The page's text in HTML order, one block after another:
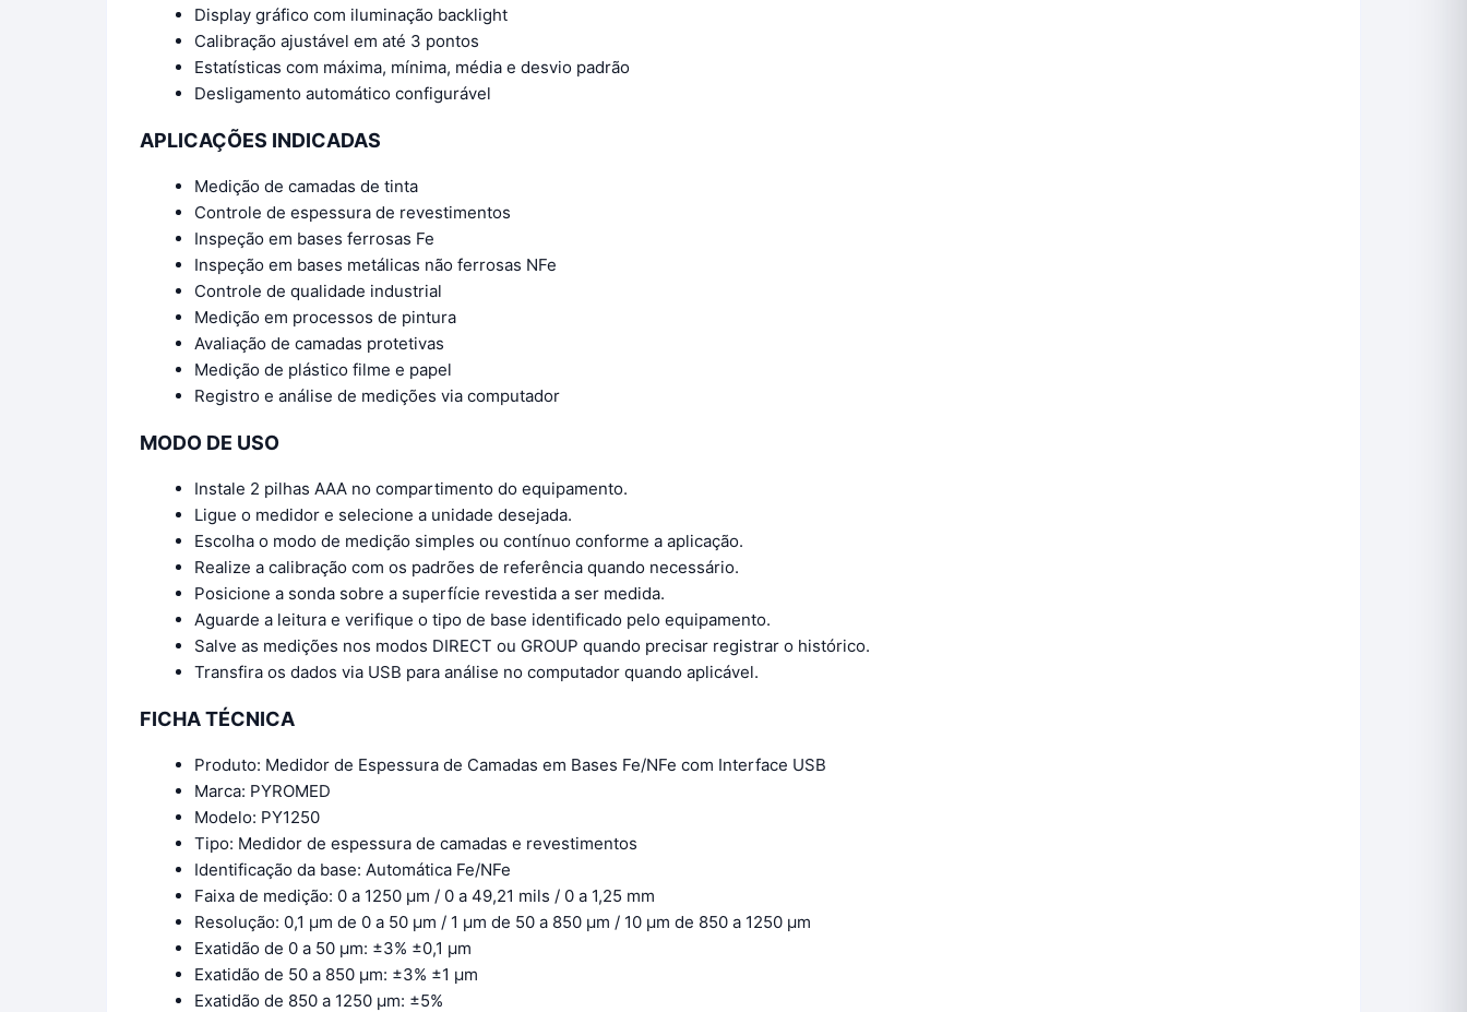
Display gráfico com iluminação backlight
Calibração ajustável em até 3 pontos
Estatísticas com máxima, mínima, média e desvio padrão
Desligamento automático configurável
APLICAÇÕES INDICADAS
Medição de camadas de tinta
Controle de espessura de revestimentos
Inspeção em bases ferrosas Fe
Inspeção em bases metálicas não ferrosas NFe
Controle de qualidade industrial
Medição em processos de pintura
Avaliação de camadas protetivas
Medição de plástico filme e papel
Registro e análise de medições via computador
MODO DE USO
Instale 2 pilhas AAA no compartimento do equipamento.
Ligue o medidor e selecione a unidade desejada.
Escolha o modo de medição simples ou contínuo conforme a aplicação.
Realize a calibração com os padrões de referência quando necessário.
Posicione a sonda sobre a superfície revestida a ser medida.
Aguarde a leitura e verifique o tipo de base identificado pelo equipamento.
Salve as medições nos modos DIRECT ou GROUP quando precisar registrar o histórico.
Transfira os dados via USB para análise no computador quando aplicável.
FICHA TÉCNICA
Produto: Medidor de Espessura de Camadas em Bases Fe/NFe com Interface USB
Marca: PYROMED
Modelo: PY1250
Tipo: Medidor de espessura de camadas e revestimentos
Identificação da base: Automática Fe/NFe
Faixa de medição: 0 a 1250 μm / 0 a 49,21 mils / 0 a 1,25 mm
Resolução: 0,1 μm de 0 a 50 μm / 1 μm de 50 a 850 μm / 10 μm de 850 a 1250 μm
Exatidão de 0 a 50 μm: ±3% ±0,1 μm
Exatidão de 50 a 850 μm: ±3% ±1 μm
Exatidão de 850 a 1250 μm: ±5%